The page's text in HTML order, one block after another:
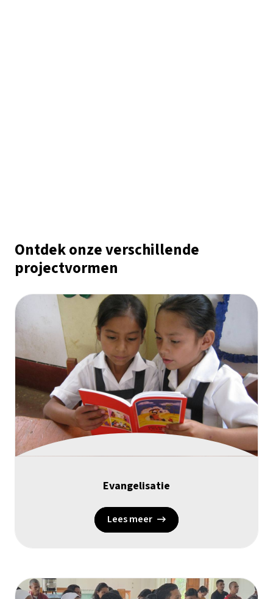
Ontdek onze verschillende
projectvormen
Evangelisatie
Lees meer